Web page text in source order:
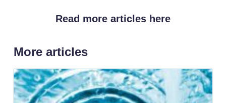
Read more articles here
More articles